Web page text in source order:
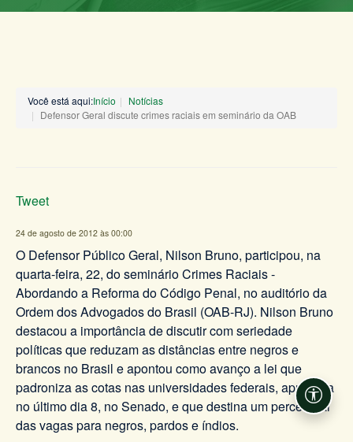
Você está aqui:Início
Notícias
Defensor Geral discute crimes raciais em seminário da OAB
Tweet
24 de agosto de 2012 às 00:00
O Defensor Público Geral, Nilson Bruno, participou, na
quarta-feira, 22, do seminário Crimes Raciais -
Abordando a Reforma do Código Penal, no auditório da
Ordem dos Advogados do Brasil (OAB-RJ). Nilson Bruno
destacou a importância de discutir com seriedade
políticas que reduzam as distâncias entre negros e
brancos no Brasil e apontou como avanço a lei que
padroniza as cotas nas universidades federais, aprovada
no último dia 8, no Senado, e que destina um percentual
das vagas para negros, pardos e índios.